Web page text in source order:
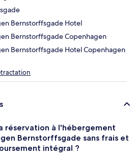
Bernstorffsgade Hotel
Bernstorffsgade Copenhagen
Bernstorffsgade Hotel Copenhagen
réservation à l'hébergement
Bernstorffsgade sans frais et
intégral ?